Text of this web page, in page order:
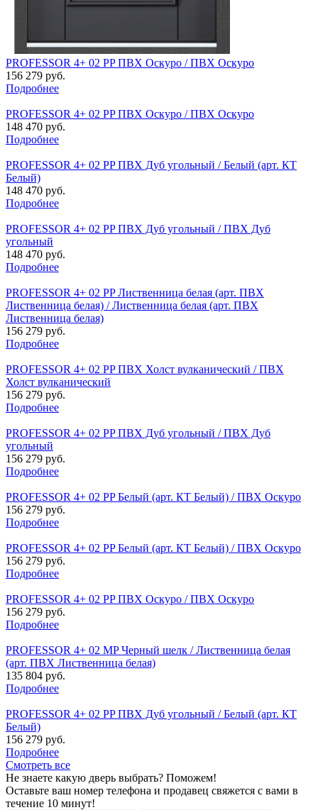
PROFESSOR 4+ 02 PP ПВХ Оскуро / ПВХ Оскуро
156 279 руб.
Подробнее
PROFESSOR 4+ 02 PP ПВХ Оскуро / ПВХ Оскуро
148 470 руб.
Подробнее
PROFESSOR 4+ 02 PP ПВХ Дуб угольный / Белый (арт. КТ
Белый)
148 470 руб.
Подробнее
PROFESSOR 4+ 02 PP ПВХ Дуб угольный / ПВХ Дуб
угольный
148 470 руб.
Подробнее
PROFESSOR 4+ 02 PP Лиственница белая (арт. ПВХ
Лиственница белая) / Лиственница белая (арт. ПВХ
Лиственница белая)
156 279 руб.
Подробнее
PROFESSOR 4+ 02 PP ПВХ Холст вулканический / ПВХ
Холст вулканический
156 279 руб.
Подробнее
PROFESSOR 4+ 02 PP ПВХ Дуб угольный / ПВХ Дуб
угольный
156 279 руб.
Подробнее
PROFESSOR 4+ 02 PP Белый (арт. КТ Белый) / ПВХ Оскуро
156 279 руб.
Подробнее
PROFESSOR 4+ 02 PP Белый (арт. КТ Белый) / ПВХ Оскуро
156 279 руб.
Подробнее
PROFESSOR 4+ 02 PP ПВХ Оскуро / ПВХ Оскуро
156 279 руб.
Подробнее
PROFESSOR 4+ 02 MP Черный шелк / Лиственница белая
(арт. ПВХ Лиственница белая)
135 804 руб.
Подробнее
PROFESSOR 4+ 02 PP ПВХ Дуб угольный / Белый (арт. КТ
Белый)
156 279 руб.
Подробнее
Смотреть все
Не знаете какую дверь выбрать? Поможем!
Оставьте ваш номер телефона и продавец свяжется с вами в
течение 10 минут!